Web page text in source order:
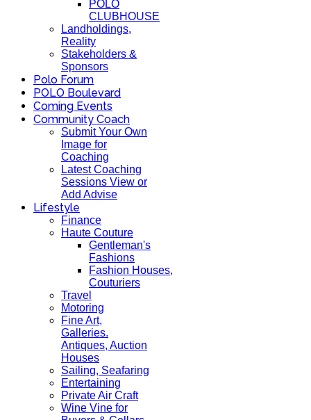
POLO
CLUBHOUSE
Landholdings,
Reality
Stakeholders &
Sponsors
Polo Forum
POLO Boulevard
Coming Events
Community Coach
Submit Your Own
Image for
Coaching
Latest Coaching
Sessions View or
Add Advise
Lifestyle
Finance
Haute Couture
Gentleman's
Fashions
Fashion Houses,
Couturiers
Travel
Motoring
Fine Art,
Galleries.
Antiques, Auction
Houses
Sailing, Seafaring
Entertaining
Private Air Craft
Wine Vine for